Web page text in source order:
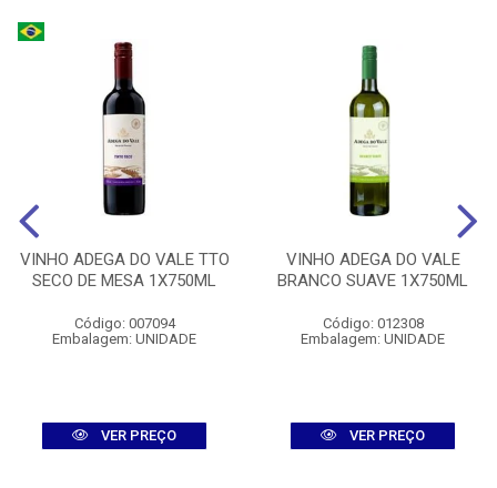
VINHO ADEGA DO VALE TTO
SECO DE MESA 1X750ML
Código: 007094
Embalagem: UNIDADE
VER PREÇO
VINHO ADEGA DO VALE
BRANCO SUAVE 1X750ML
Código: 012308
Embalagem: UNIDADE
VER PREÇO